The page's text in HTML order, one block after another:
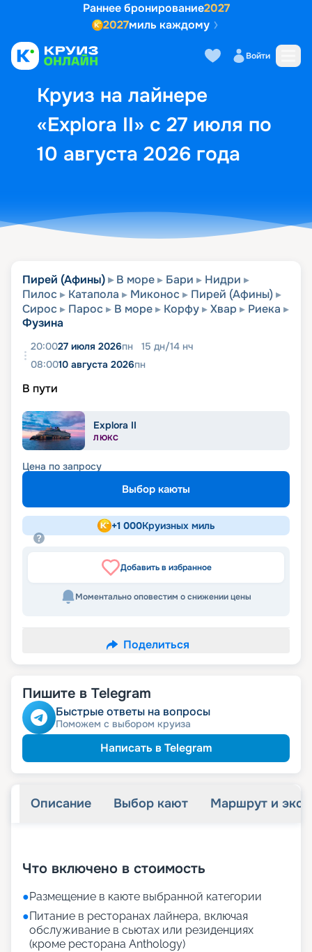
Раннее бронирование2027
2027миль каждому
Войти
Круиз на лайнере
«Explora II» с 27 июля по
10 августа 2026 года
Выбор кают Маршрут и
Пирей (Афины) В море Бари
Нидри
Пилос
Катапола Миконос
Пирей (Афины)
Сирос
Парос В море Корфу Хвар
Риека
Фузина
20:0027 июля 2026пн 15 дн/14 нч
08:0010 августа 2026пн
В пути
Explora II
ЛЮКС
Цена по запросу
Выбор каюты
+1 000Круизных миль
Добавить в избранное
Моментально оповестим о снижении цены
Поделиться
Пишите в Telegram
Быстрые ответы на вопросы
Поможем с выбором круиза
Написать в Telegram
Описание Выбор кают Маршрут и
Что включено в стоимость
●Размещение в каюте выбранной категории
●Питание в ресторанах лайнера, включая
обслуживание в сьютах или резиденциях
(кроме ресторана Anthology)